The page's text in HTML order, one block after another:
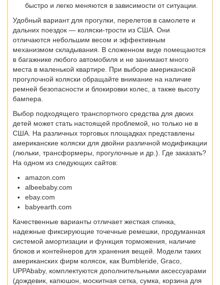
быстро и легко меняются в зависимости от ситуации.
Удобный вариант для прогулки, перелетов в самолете и
дальних поездок — коляски-трости из США. Они
отличаются небольшим весом и эффективным
механизмом складывания. В сложенном виде помещаются
в багажнике любого автомобиля и не занимают много
места в маленькой квартире. При выборе американской
прогулочной коляски обращайте внимание на наличие
ремней безопасности и блокировки колес, а также высоту
бампера.
Выбор подходящего транспортного средства для двоих
детей может стать настоящей проблемой, но только не в
США. На различных торговых площадках представлены
американские коляски для двойни различной модификации
(люльки, трансформеры, прогулочные и др.). Где заказать?
На одном из следующих сайтов:
amazon.com
albeebaby.com
ebay.com
babyearth.com
Качественные варианты отличает жесткая спинка,
надежные фиксирующие точечные ремешки, продуманная
системой амортизации и функция торможения, наличие
блоков и контейнеров для хранения вещей. Модели таких
американских фирм колясок, как Bumbleride, Graco,
UPPAbaby, комплектуются дополнительными аксессуарами
(дождевик, капюшон, москитная сетка, сумка, корзина для